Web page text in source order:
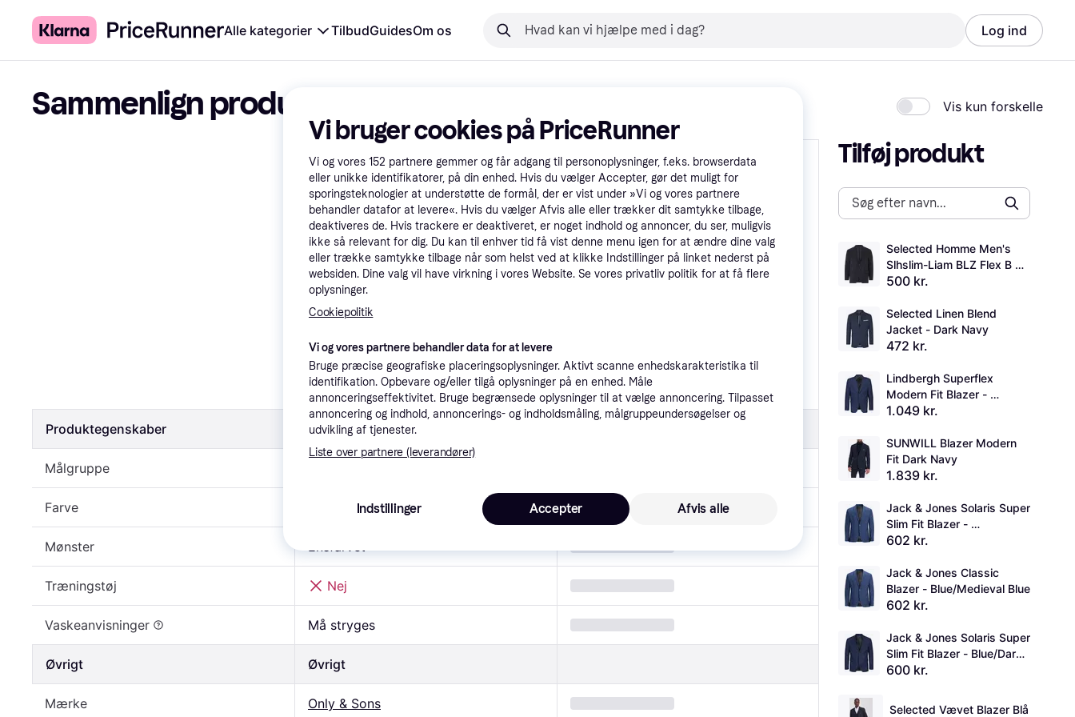
Alle kategorier TilbudGuidesOm os Log ind
Sammenlign produkter Vis kun forskelle
Only & Sons Junior Blazer Onsmark Marin
164 kr.
Produktegenskaber Produktegenskaber
Målgruppe
Farve
Mønster Ensfarvet
Træningstøj Nej
Vaskeanvisninger Må stryges
Øvrigt Øvrigt
Mærke Only & Sons
Tilføj produkt
Selected Homme Men's
Slhslim-Liam BLZ Flex B
Noos Blazer
500 kr.
Selected Linen Blend
Jacket - Dark Navy
472 kr.
Lindbergh Superflex
Modern Fit Blazer -
Blue/Dk Blue Mel
1.049 kr.
SUNWILL Blazer Modern
Fit Dark Navy
1.839 kr.
Jack & Jones Solaris Super
Slim Fit Blazer -
Blue/Medieval Blue
602 kr.
Jack & Jones Classic
Blazer - Blue/Medieval Blue
602 kr.
Jack & Jones Solaris Super
Slim Fit Blazer - Blue/Dark
Navy
600 kr.
Selected Vævet Blazer Blå
Vi bruger cookies på PriceRunner
Vi og vores 152 partnere gemmer og får adgang til personoplysninger, f.eks. browserdata
eller unikke identifikatorer, på din enhed. Hvis du vælger Accepter, gør det muligt for
sporingsteknologier at understøtte de formål, der er vist under »Vi og vores partnere
behandler datafor at levere«. Hvis du vælger Afvis alle eller trækker dit samtykke tilbage,
deaktiveres de. Hvis trackere er deaktiveret, er noget indhold og annoncer, du ser, muligvis
ikke så relevant for dig. Du kan til enhver tid få vist denne menu igen for at ændre dine valg
eller trække samtykke tilbage når som helst ved at klikke Indstillinger på linket nederst på
websiden. Dine valg vil have virkning i vores Website. Se vores privatliv politik for at få flere
oplysninger.
Cookiepolitik
Vi og vores partnere behandler data for at levere
Bruge præcise geografiske placeringsoplysninger. Aktivt scanne enhedskarakteristika til
identifikation. Opbevare og/eller tilgå oplysninger på en enhed. Måle
annonceringseffektivitet. Bruge begrænsede oplysninger til at vælge annoncering. Tilpasset
annoncering og indhold, annoncerings- og indholdsmåling, målgruppeundersøgelser og
udvikling af tjenester.
Liste over partnere (leverandører)
Indstillinger Afvis alle
Accepter